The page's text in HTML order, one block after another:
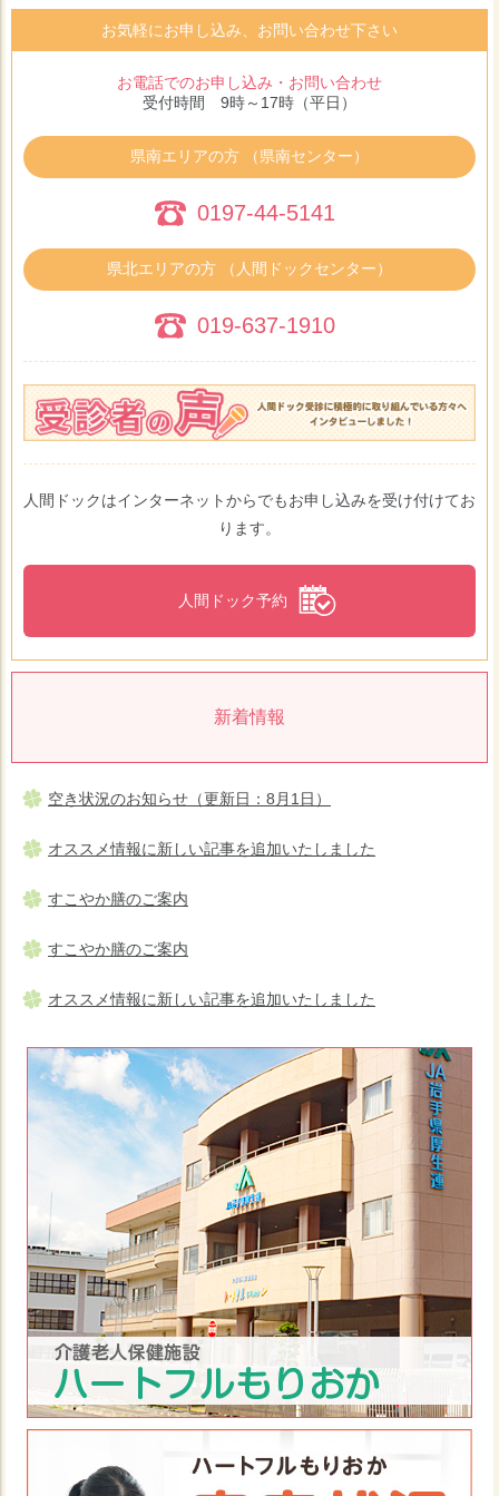
お気軽にお申し込み、お問い合わせ下さい
お電話でのお申し込み・お問い合わせ
受付時間 9時～17時（平日）
県北エリアの方 （人間ドックセンター）
019-637-1910
県南エリアの方 （県南センター）
0197-44-5141
人間ドックはインターネットからでもお申し込みを受け付けてお
ります。
人間ドック予約
新着情報
空き状況のお知らせ（更新日：8月1日）
オススメ情報に新しい記事を追加いたしました
すこやか膳のご案内
すこやか膳のご案内
オススメ情報に新しい記事を追加いたしました